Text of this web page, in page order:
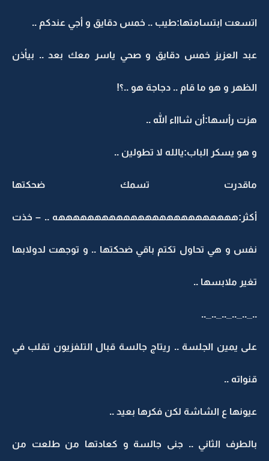
اتسعت ابتسامتها:طيب .. خمس دقايق و أجي عندكم ..
عبد العزيز خمس دقايق و صحي ياسر معك بعد .. بيأذن
الظهر و هو ما قام .. دجاجة هو ..؟!
هزت رأسها:أن شاااء الله ..
و هو يسكر الباب:يالله لا تطولين ..
ماقدرت تسمك ضحكتها
أكثر:هههههههههههههههههههههههههه .. – خذت
نفس و هي تحاول تكتم باقي ضحكتها .. و توجهت لدولابها
تغير ملابسها ..
.._.._.._.._.._..
على يمين الجلسة .. ريتاج جالسة قبال التلفزيون تقلب في
قنواته ..
عيونها ع الشاشة لكن فكرها بعيد ..
بالطرف الثاني .. جنى جالسة و كعادتها من طلعت من